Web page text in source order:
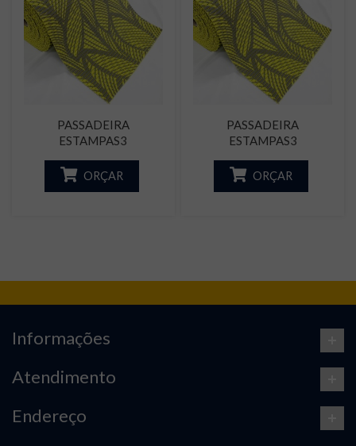
PASSADEIRA
ESTAMPAS3
ORÇAR
PASSADEIRA
ESTAMPAS3
ORÇAR
Informações
Atendimento
Endereço